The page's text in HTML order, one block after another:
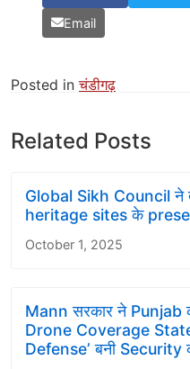
Email
Posted inचंडीगढ़
Related Posts
Global Sikh Council ने
heritage sites के
October 1, 2025
Mann सरकार ने Punjab
Drone Coverage
Defense’ बनी Security